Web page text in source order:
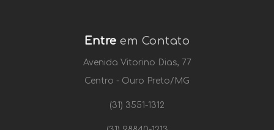
Entre em Contato
Avenida Vitorino Dias, 77
Centro - Ouro Preto/MG
(31) 3551-1312